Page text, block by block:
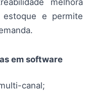
e permite
em software
canal;